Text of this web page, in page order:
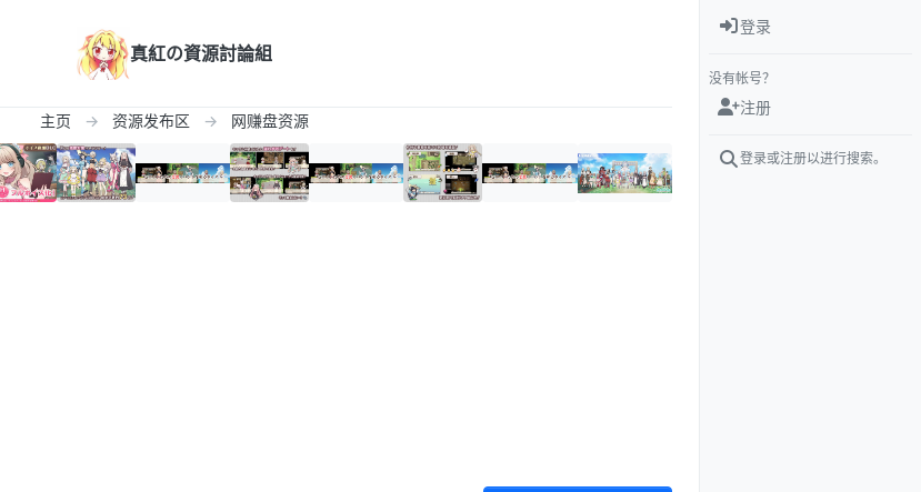
真紅の資源討論組
主页 资源发布区 网赚盘资源
登录
没有帐号？
注册
登录或注册以进行搜索。